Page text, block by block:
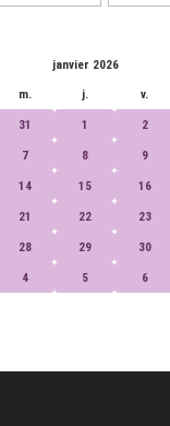
janvier 2026
m. j. v.
31 1 2
7 8 9
14 15 16
21 22 23
28 29 30
4 5 6